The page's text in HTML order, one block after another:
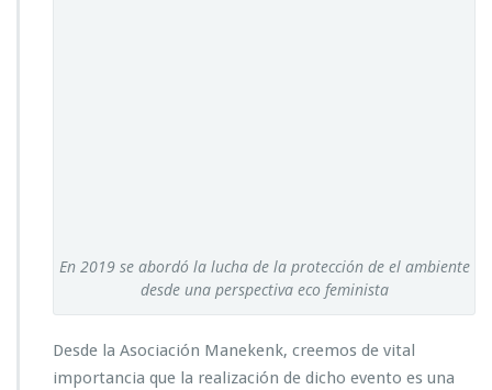
En 2019 se abordó la lucha de la protección de el ambiente
desde una perspectiva eco feminista
Desde la Asociación Manekenk, creemos de vital
importancia que la realización de dicho evento es una